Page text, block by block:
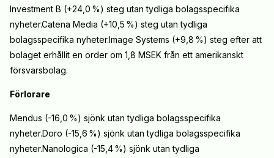
Investment B (+24,0 %) steg utan tydliga bolagsspecifika
nyheter.Catena Media (+10,5 %) steg utan tydliga
bolagsspecifika nyheter.Image Systems (+9,8 %) steg efter att
bolaget erhållit en order om 1,8 MSEK från ett amerikanskt
försvarsbolag.
Förlorare
Mendus (-16,0 %) sjönk utan tydliga bolagsspecifika
nyheter.Doro (-15,6 %) sjönk utan tydliga bolagsspecifika
nyheter.Nanologica (-15,4%) sjönk utan tydliga